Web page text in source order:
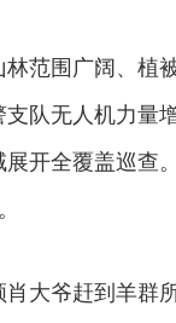
林范围广阔、植
支队无人机力量
开全覆盖巡查
肖大爷赶到羊群